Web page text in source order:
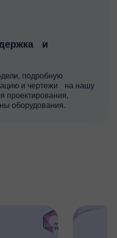
и
подробную
и чертежи на нашу
проектирования,
оборудования.